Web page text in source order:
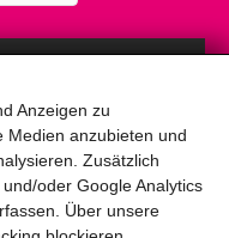
Anzeigen zu
Medien anzubieten und
Zusätzlich
oder Google Analytics
Über unsere